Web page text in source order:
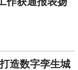
造数字孪生城